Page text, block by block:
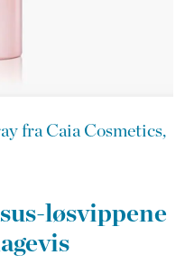
fra Caia Cosmetics,
løsvippene